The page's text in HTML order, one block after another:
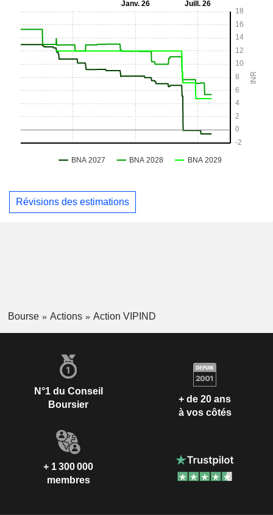
Révisions des estimations
Bourse Actions Action VIPIND
N°1 du Conseil
Boursier
+ de 20 ans
à vos côtés
+ 1 300 000
membres